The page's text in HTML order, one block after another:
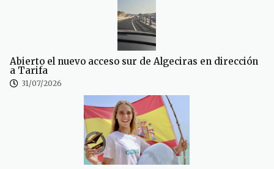
Abierto el nuevo acceso sur de Algeciras en dirección
a Tarifa
31/07/2026